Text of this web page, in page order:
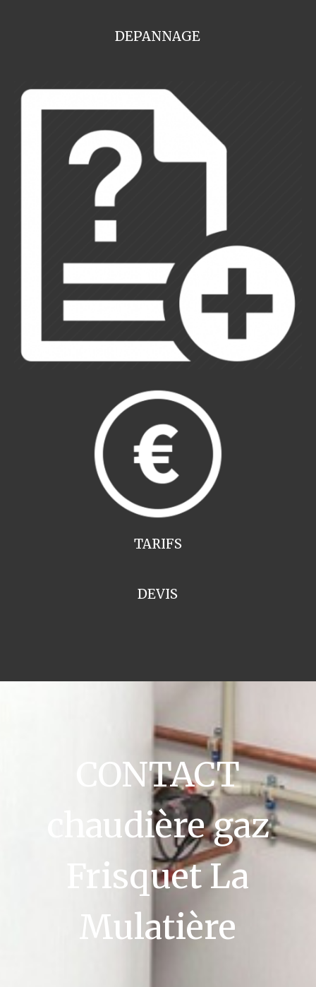
DEPANNAGE
TARIFS
DEVIS
CONTACT
chaudière gaz
Frisquet La
Mulatière